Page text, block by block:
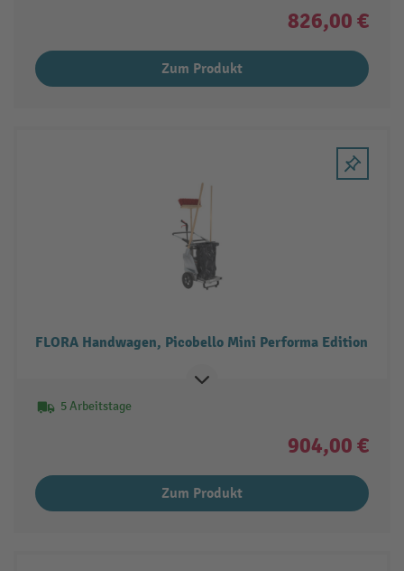
826,00 €
Zum Produkt
FLORA Handwagen, Picobello Mini Performa Edition
5 Arbeitstage
904,00 €
Zum Produkt